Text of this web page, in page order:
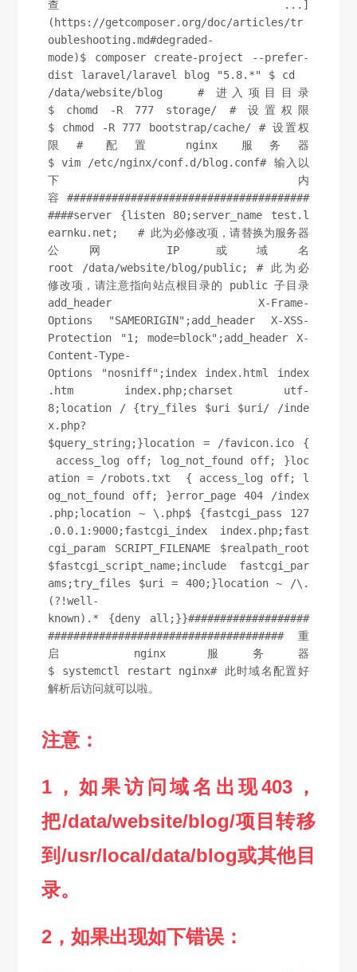
查...]
(https://getcomposer.org/doc/articles/tr
oubleshooting.md#degraded-
mode)$ composer create-project --prefer-
dist laravel/laravel blog "5.8.*" $ cd
/data/website/blog   # 进入项目目录
$ chomd -R 777 storage/ # 设置权限
$ chmod -R 777 bootstrap/cache/ # 设置权
限# 配置 nginx 服务器
$ vim /etc/nginx/conf.d/blog.conf# 输入以
下内
容 ######################################
####server {listen 80;server_name test.l
earnku.net;   # 此为必修改项，请替换为服务器
公网 IP 或域名
root /data/website/blog/public; # 此为必
修改项，请注意指向站点根目录的 public 子目录
add_header X-Frame-
Options "SAMEORIGIN";add_header X-XSS-
Protection "1; mode=block";add_header X-
Content-Type-
Options "nosniff";index index.html index
.htm index.php;charset utf-
8;location / {try_files $uri $uri/ /inde
x.php?
$query_string;}location = /favicon.ico {
access_log off; log_not_found off; }loc
ation = /robots.txt  { access_log off; l
og_not_found off; }error_page 404 /index
.php;location ~ \.php$ {fastcgi_pass 127
.0.0.1:9000;fastcgi_index index.php;fast
cgi_param SCRIPT_FILENAME $realpath_root
$fastcgi_script_name;include fastcgi_par
ams;try_files $uri = 400;}location ~ /\.
(?!well-
known).* {deny all;}}###################
##################################### 重
启 nginx 服务器
$ systemctl restart nginx# 此时域名配置好
解析后访问就可以啦。
注意：
1，如果访问域名出现403，
把/data/website/blog/项目转移
到/usr/local/data/blog或其他目
录。
2，如果出现如下错误：